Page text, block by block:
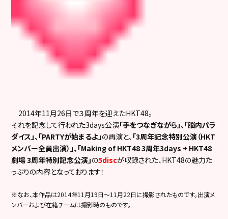
2014年11月26日で３周年を迎えたHKT48。
それを記念して行われた3days公演「手をつなぎながら」、「脳内パラ
ダイス」、「PARTYが始まるよ」の再演と、 「3周年記念特別公演（HKT
メンバー全員出演）」、「Making of HKT48 3周年3days + HKT48
劇場 3周年特別記念公演」の5discが収録された、HKT48の魅力た
っぷりの内容となっております！
※なお、本作品は2014年11月19日～11月22日に撮影されたものです。出演メ
ンバーおよび在籍チームは撮影時のものです。